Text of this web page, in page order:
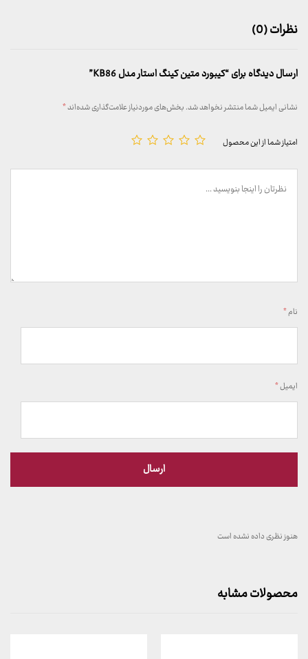
نظرات (0)
ارسال دیدگاه برای “کیبورد متین کینگ استار مدل KB86”
نشانی ایمیل شما منتشر نخواهد شد.بخش‌های موردنیاز علامت‌گذاری شده‌اند*
امتیاز شما از این محصول
نام*
ایمیل*
هنوز نظری داده نشده است
محصولات مشابه